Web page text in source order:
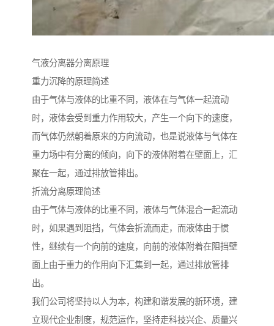
气液分离器分离原理
重力沉降的原理简述
由于气体与液体的比重不同，液体在与气体一起流动
时，液体会受到重力作用较大，产生一个向下的速度，
而气体仍然朝着原来的方向流动，也是说液体与气体在
重力场中有分离的倾向，向下的液体附着在壁面上，汇
聚在一起，通过排放管排出。
折流分离原理简述
由于气体与液体的比重不同，液体与气体混合一起流动
时，如果遇到阻挡，气体会折流而走，而液体由于惯
性，继续有一个向前的速度，向前的液体附着在阻挡壁
面上由于重力的作用向下汇集到一起，通过排放管排
出。
我们公司将坚持以人为本，构建和谐发展的新环境，建
立现代企业制度，规范运作，坚持走科技兴企、质量兴